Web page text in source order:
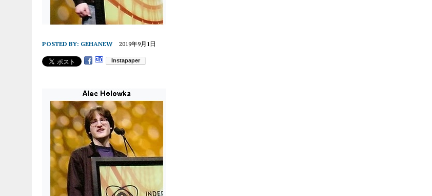
POSTED BY: GEHANEW 2019年9月1日